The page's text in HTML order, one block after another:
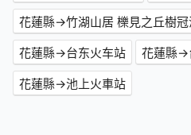
花蓮縣→台东火车站
花蓮縣→
花蓮縣→池上火車站